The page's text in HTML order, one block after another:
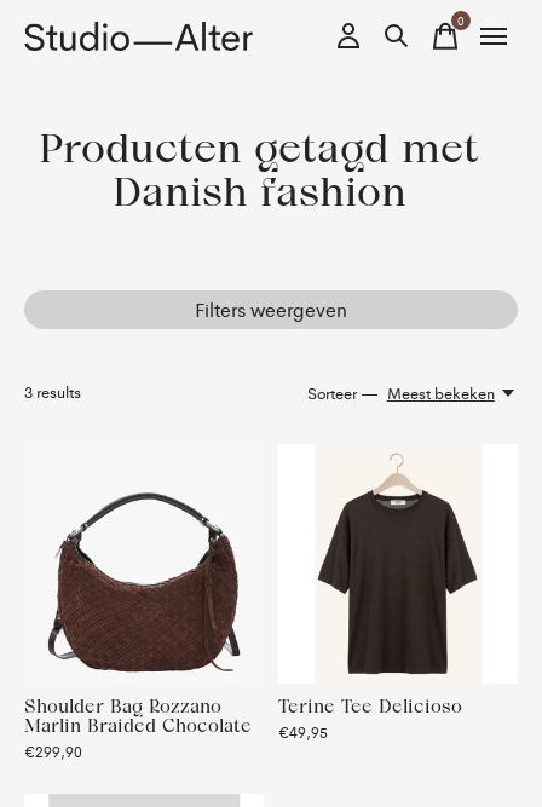
0items
Producten getagd met
Danish fashion
Filters weergeven
3 results Sorteer — Meest bekeken
Shoulder Bag Rozzano
Marlin Braided Chocolate
€299,90
Terine Tee Delicioso
€49,95